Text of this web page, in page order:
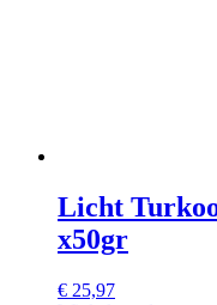
Licht
x50gr
€ 25,97